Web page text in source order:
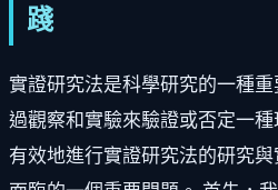
踐
實證研究法是科學研究的一種
過觀察和實驗來驗證或否定一
有效地進行實證研究法的研究